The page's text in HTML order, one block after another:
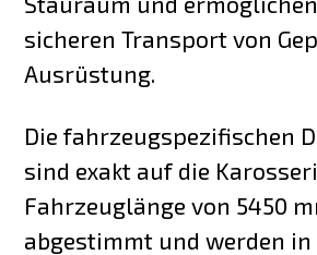
sicheren Transport von
Ausrüstung.
Die fahrzeugspezifischen
sind exakt auf die
Fahrzeuglänge von 5450
abgestimmt und werden in